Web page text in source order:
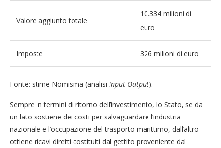
Valore aggiunto totale
10.334 milioni di
euro
Imposte 326 milioni di euro
Fonte: stime Nomisma (analisi Input-Output).
Sempre in termini di ritorno dell’investimento, lo Stato, se da
un lato sostiene dei costi per salvaguardare l’industria
nazionale e l’occupazione del trasporto marittimo, dall’altro
ottiene ricavi diretti costituiti dal gettito proveniente dal